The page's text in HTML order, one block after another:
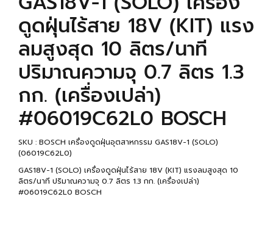
ดูดฝุ่นไร้สาย 18V (KIT) แรง
ลมสูงสุด 10 ลิตร/นาที
ปริมาณความจุ 0.7 ลิตร 1.3
กก. (เครื่องเปล่า)
#06019C62L0 BOSCH
SKU : BOSCH เครื่องดูดฝุ่นอุตสาหกรรม GAS18V-1 (SOLO)
(06019C62L0)
GAS18V-1 (SOLO) เครื่องดูดฝุ่นไร้สาย 18V (KIT) แรงลมสูงสุด 10
ลิตร/นาที ปริมาณความจุ 0.7 ลิตร 1.3 กก. (เครื่องเปล่า)
#06019C62L0 BOSCH